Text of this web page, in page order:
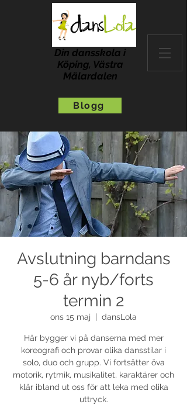
Din dansskola i
Köping, Västra
Mälardalen
Blogg
Avslutning barndans
5-6 år nyb/forts
termin 2
ons 15 maj dansLola
Här bygger vi på danserna med mer
koreografi och provar olika dansstilar i
solo, duo och grupp. Vi fortsätter öva
motorik, rytmik, musikalitet, karaktärer och
klär ibland ut oss för att leka med olika
uttryck.